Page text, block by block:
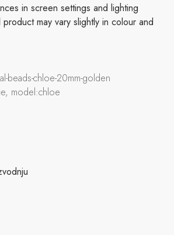
in screen settings and lighting
may vary slightly in colour and
beads-chloe-20mm-golden
model:chloe